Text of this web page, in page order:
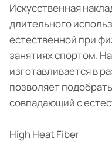
Искусственная
длительного
естественной при
занятиях спортом.
изготавливается в
позволяет
совпадающий с
High Heat Fiber